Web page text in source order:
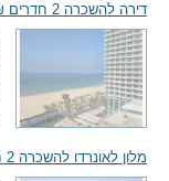
דירה להשכרה 2 חדרים 6,000₪ בחודש
מלון לאונרדו להשכרה 2 חדרים 6,500₪ בחודש